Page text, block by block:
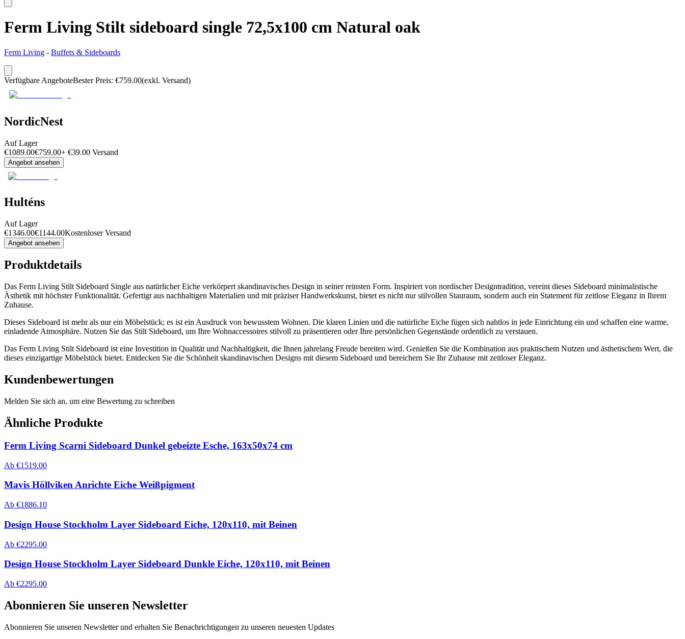
Ferm Living Stilt sideboard single 72,5x100 cm Natural oak
Ferm Living - Buffets & Sideboards
Verfügbare AngeboteBester Preis: €759.00(exkl. Versand)
NordicNest
Auf Lager
€1089.00€759.00+ €39.00 Versand
Angebot ansehen
Hulténs
Auf Lager
€1346.00€1144.00Kostenloser Versand
Angebot ansehen
Produktdetails
Das Ferm Living Stilt Sideboard Single aus natürlicher Eiche verkörpert skandinavisches Design in seiner reinsten Form. Inspiriert von nordischer Designtradition, vereint dieses Sideboard minimalistische
Ästhetik mit höchster Funktionalität. Gefertigt aus nachhaltigen Materialien und mit präziser Handwerkskunst, bietet es nicht nur stilvollen Stauraum, sondern auch ein Statement für zeitlose Eleganz in Ihrem
Zuhause.
Dieses Sideboard ist mehr als nur ein Möbelstück; es ist ein Ausdruck von bewusstem Wohnen. Die klaren Linien und die natürliche Eiche fügen sich nahtlos in jede Einrichtung ein und schaffen eine warme,
einladende Atmosphäre. Nutzen Sie das Stilt Sideboard, um Ihre Wohnaccessoires stilvoll zu präsentieren oder Ihre persönlichen Gegenstände ordentlich zu verstauen.
Das Ferm Living Stilt Sideboard ist eine Investition in Qualität und Nachhaltigkeit, die Ihnen jahrelang Freude bereiten wird. Genießen Sie die Kombination aus praktischem Nutzen und ästhetischem Wert, die
dieses einzigartige Möbelstück bietet. Entdecken Sie die Schönheit skandinavischen Designs mit diesem Sideboard und bereichern Sie Ihr Zuhause mit zeitloser Eleganz.
Kundenbewertungen
Melden Sie sich an, um eine Bewertung zu schreiben
Ähnliche Produkte
Ferm Living Scarni Sideboard Dunkel gebeizte Esche, 163x50x74 cm
Ab €1519.00
Mavis Höllviken Anrichte Eiche Weißpigment
Ab €1886.10
Design House Stockholm Layer Sideboard Eiche, 120x110, mit Beinen
Ab €2295.00
Design House Stockholm Layer Sideboard Dunkle Eiche, 120x110, mit Beinen
Ab €2295.00
Abonnieren Sie unseren Newsletter
Abonnieren Sie unseren Newsletter und erhalten Sie Benachrichtigungen zu unseren neuesten Updates